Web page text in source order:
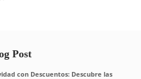
Post
con Descuentos: Descubre las